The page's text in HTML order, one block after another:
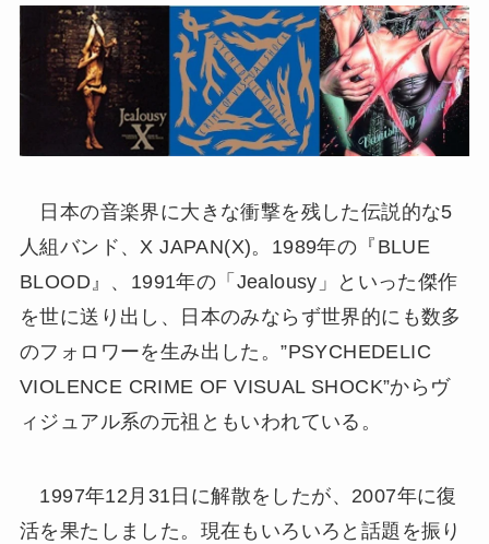
日本の音楽界に大きな衝撃を残した伝説的な5
人組バンド、X JAPAN(X)。1989年の『BLUE
BLOOD』、1991年の「Jealousy」といった傑作
を世に送り出し、日本のみならず世界的にも数多
のフォロワーを生み出した。”PSYCHEDELIC
VIOLENCE CRIME OF VISUAL SHOCK”からヴ
ィジュアル系の元祖ともいわれている。
1997年12月31日に解散をしたが、2007年に復
活を果たしました。現在もいろいろと話題を振り